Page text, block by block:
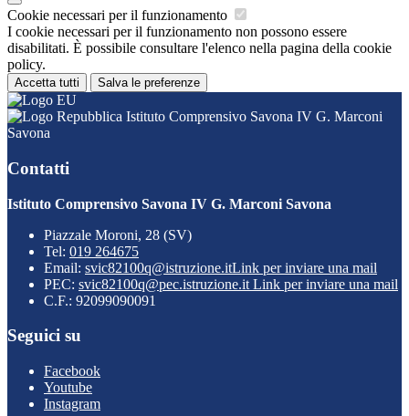
Cookie necessari per il funzionamento
I cookie necessari per il funzionamento non possono essere
disabilitati. È possibile consultare l'elenco nella pagina della cookie
policy.
Accetta tutti Salva le preferenze
Istituto Comprensivo Savona IV G. Marconi
Savona
Contatti
Istituto Comprensivo Savona IV G. Marconi Savona
Piazzale Moroni, 28 (SV)
Tel: 019 264675
Email: svic82100q@istruzione.itLink per inviare una mail
PEC: svic82100q@pec.istruzione.it Link per inviare una mail
C.F.: 92099090091
Seguici su
Facebook
Youtube
Instagram